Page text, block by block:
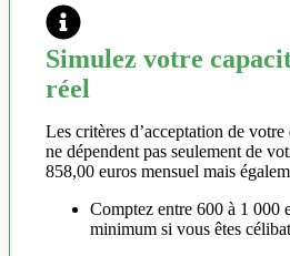
Simulez votre
réel
Les critères d’acceptation de
ne dépendent pas seulement de
858,00 euros mensuel mais
Comptez entre 600 à 1 000
minimum si vous êtes